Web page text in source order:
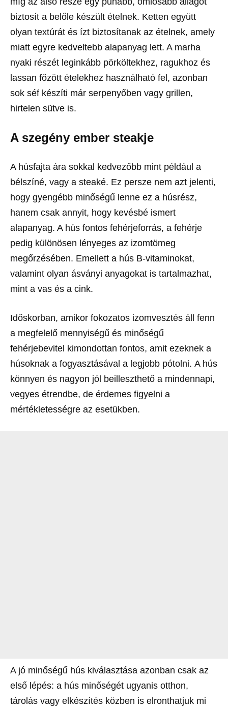
biztosít a belőle készült ételnek. Ketten együtt
olyan textúrát és ízt biztosítanak az ételnek, amely
miatt egyre kedveltebb alapanyag lett. A marha
nyaki részét leginkább pörköltekhez, ragukhoz és
lassan főzött ételekhez használható fel, azonban
sok séf készíti már serpenyőben vagy grillen,
hirtelen sütve is.
A szegény ember steakje
A húsfajta ára sokkal kedvezőbb mint például a
bélszíné, vagy a steaké. Ez persze nem azt jelenti,
hogy gyengébb minőségű lenne ez a húsrész,
hanem csak annyit, hogy kevésbé ismert
alapanyag. A hús fontos fehérjeforrás, a fehérje
pedig különösen lényeges az izomtömeg
megőrzésében. Emellett a hús B-vitaminokat,
valamint olyan ásványi anyagokat is tartalmazhat,
mint a vas és a cink.
Időskorban, amikor fokozatos izomvesztés áll fenn
a megfelelő mennyiségű és minőségű
fehérjebevitel kimondottan fontos, amit ezeknek a
húsoknak a fogyasztásával a legjobb pótolni. A hús
könnyen és nagyon jól beilleszthető a mindennapi,
vegyes étrendbe, de érdemes figyelni a
mértékletességre az esetükben.
A jó minőségű hús kiválasztása azonban csak az
első lépés: a hús minőségét ugyanis otthon,
tárolás vagy elkészítés közben is elronthatjuk mi